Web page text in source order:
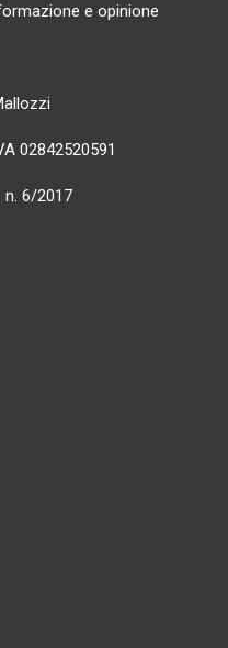
e opinione
02842520591
n. 6/2017